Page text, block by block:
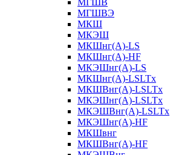
МГШВ
МГШВЭ
МКШ
МКЭШ
МКШнг(А)-LS
МКШнг(А)-HF
МКЭШнг(А)-LS
МКШнг(А)-LSLTx
МКШВнг(A)-LSLTx
МКЭШнг(А)-LSLTx
МКЭШВнг(A)-LSLTx
МКЭШнг(А)-HF
МКШвнг
МКШВнг(А)-HF